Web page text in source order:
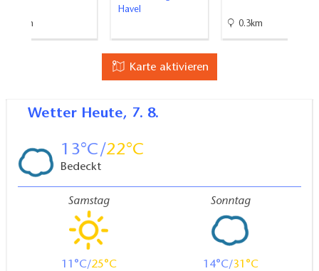
1km
Havel
0.3km
Karte aktivieren
Wetter Heute, 7. 8.
13 22
Bedeckt
Samstag
11 25
Sonntag
14 31